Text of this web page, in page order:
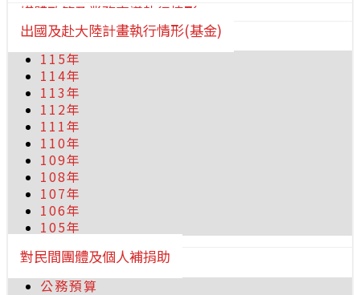
媒體政策及業務宣導執行情形
出國及赴大陸計畫執行情形(基金)
115年
114年
113年
112年
111年
110年
109年
108年
107年
106年
105年
對民間團體及個人補捐助
公務預算